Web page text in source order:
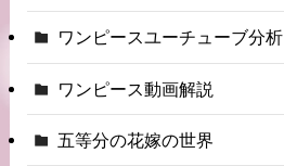
ワンピースユーチューブ分析
ワンピース動画解説
五等分の花嫁の世界